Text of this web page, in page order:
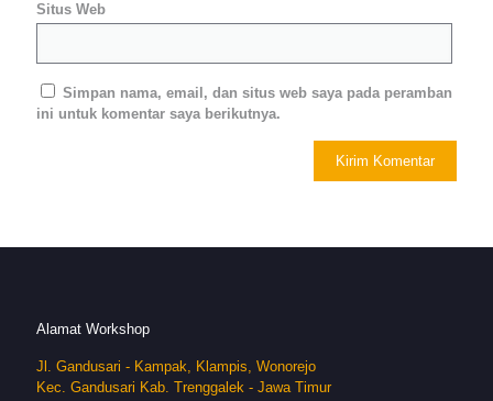
Situs Web
Simpan nama, email, dan situs web saya pada peramban
ini untuk komentar saya berikutnya.
Alamat Workshop
Jl. Gandusari - Kampak, Klampis, Wonorejo
Kec. Gandusari Kab. Trenggalek - Jawa Timur